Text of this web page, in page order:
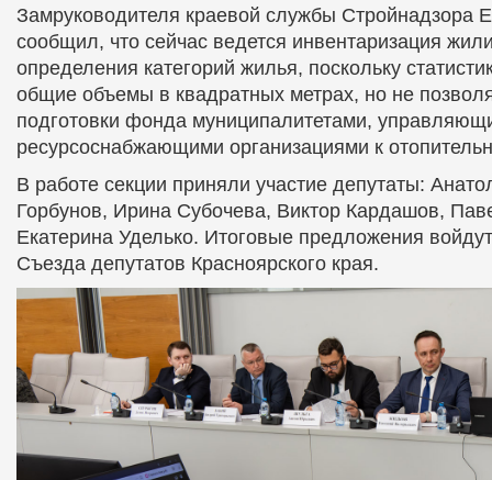
Замруководителя краевой службы Стройнадзора
сообщил, что сейчас ведется инвентаризация
определения категорий жилья, поскольку
общие объемы в квадратных метрах, но не
подготовки фонда муниципалитетами,
ресурсоснабжающими организациями к
В работе секции приняли участие депутаты:
Горбунов, Ирина Субочева, Виктор Кардашов,
Екатерина Уделько. Итоговые предложения
Съезда депутатов Красноярского края.